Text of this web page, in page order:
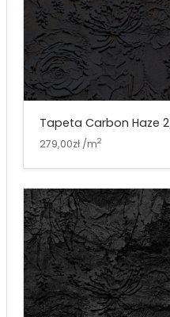
Tapeta Carbon Haze 2
279,00zł /m2